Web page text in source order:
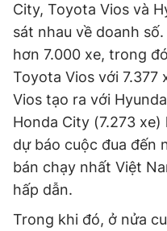
City, Toyota Vios và
sát nhau về doanh
hơn 7.000 xe, trong
Toyota Vios với 7.377
Vios tạo ra với
Honda City (7.273
dự báo cuộc đua đến
bán chạy nhất Việt
hấp dẫn.
Trong khi đó, ở nửa